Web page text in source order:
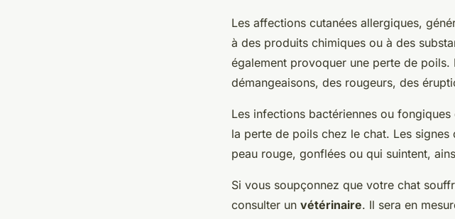
Les affections cutanées allergiques,
à des produits chimiques ou à des
également provoquer une perte de poils.
démangeaisons, des rougeurs, des
Les infections bactériennes ou
la perte de poils chez le chat. Les
peau rouge, gonflées ou qui suintent,
Si vous soupçonnez que votre chat
consulter un vétérinaire. Il sera en